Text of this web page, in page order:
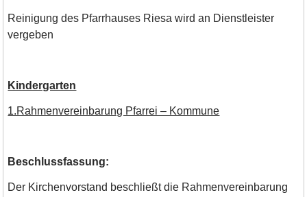
Reinigung des Pfarrhauses Riesa wird an Dienstleister
vergeben
Kindergarten
1.Rahmenvereinbarung Pfarrei – Kommune
Beschlussfassung:
Der Kirchenvorstand beschließt die Rahmenvereinbarung